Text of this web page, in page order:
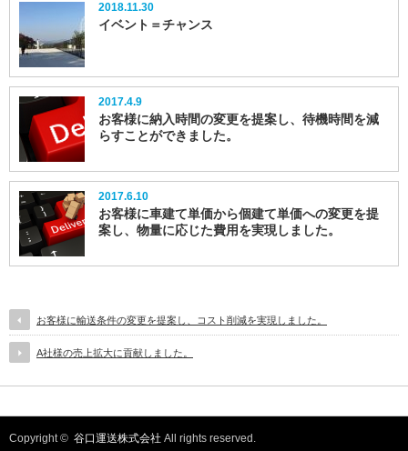
2018.11.30
イベント＝チャンス
2017.4.9
お客様に納入時間の変更を提案し、待機時間を減
らすことができました。
2017.6.10
お客様に車建て単価から個建て単価への変更を提
案し、物量に応じた費用を実現しました。
お客様に輸送条件の変更を提案し、コスト削減を実現しました。
A社様の売上拡大に貢献しました。
Copyright © 谷口運送株式会社 All rights reserved.